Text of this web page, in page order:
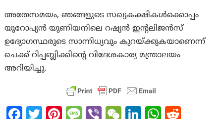
അതേസമയം, ഞങ്ങളുടെ സഖ്യകക്ഷികൾക്കൊപ്പം
യൂറോപ്യൻ യൂണിയനിലെ റഷ്യൻ ഇന്റലിജൻസ്
ഉദ്യോഗസ്ഥരുടെ സാന്നിധ്യവും കുറയ്ക്കുകയാണെന്ന്
ചെക്ക് റിപ്പബ്ലിക്കിന്റെ വിദേശകാര്യ മന്ത്രാലയം
അറിയിച്ചു.
Fa T
Pi M Vi W Li W